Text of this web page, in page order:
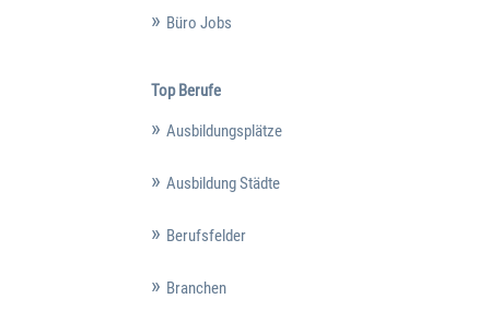
Büro Jobs
Top Berufe
Ausbildungsplätze
Ausbildung Städte
Berufsfelder
Branchen